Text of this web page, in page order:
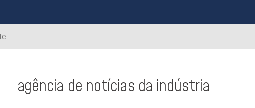
agência de notícias da indústria